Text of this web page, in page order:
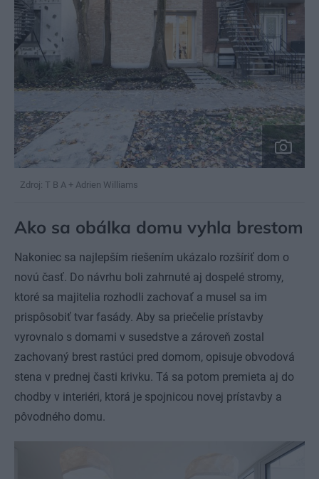
Zdroj: T B A + Adrien Williams
Ako sa obálka domu vyhla brestom
Nakoniec sa najlepším riešením ukázalo rozšíriť dom o
novú časť. Do návrhu boli zahrnuté aj dospelé stromy,
ktoré sa majitelia rozhodli zachovať a musel sa im
prispôsobiť tvar fasády. Aby sa priečelie prístavby
vyrovnalo s domami v susedstve a zároveň zostal
zachovaný brest rastúci pred domom, opisuje obvodová
stena v prednej časti krivku. Tá sa potom premieta aj do
chodby v interiéri, ktorá je spojnicou novej prístavby a
pôvodného domu.